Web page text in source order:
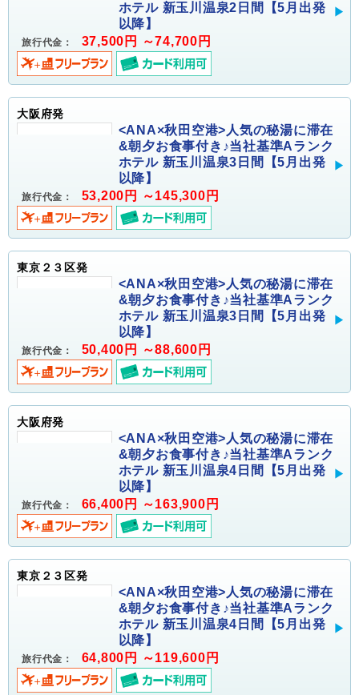
ホテル 新玉川温泉2日間【5月出発
以降】
旅行代金： 37,500円 ～74,700円
大阪府発
<ANA×秋田空港>人気の秘湯に滞在
&朝夕お食事付き♪当社基準Aランク
ホテル 新玉川温泉3日間【5月出発
以降】
旅行代金： 53,200円 ～145,300円
東京２３区発
<ANA×秋田空港>人気の秘湯に滞在
&朝夕お食事付き♪当社基準Aランク
ホテル 新玉川温泉3日間【5月出発
以降】
旅行代金： 50,400円 ～88,600円
大阪府発
<ANA×秋田空港>人気の秘湯に滞在
&朝夕お食事付き♪当社基準Aランク
ホテル 新玉川温泉4日間【5月出発
以降】
旅行代金： 66,400円 ～163,900円
東京２３区発
<ANA×秋田空港>人気の秘湯に滞在
&朝夕お食事付き♪当社基準Aランク
ホテル 新玉川温泉4日間【5月出発
以降】
旅行代金： 64,800円 ～119,600円